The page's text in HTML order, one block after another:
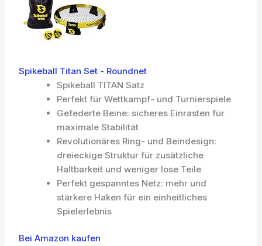
Spikeball Titan Set - Roundnet
Spikeball TITAN Satz
Perfekt für Wettkampf- und Turnierspiele
Gefederte Beine: sicheres Einrasten für
maximale Stabilität
Revolutionäres Ring- und Beindesign:
dreieckige Struktur für zusätzliche
Haltbarkeit und weniger lose Teile
Perfekt gespanntes Netz: mehr und
stärkere Haken für ein einheitliches
Spielerlebnis
Bei Amazon kaufen